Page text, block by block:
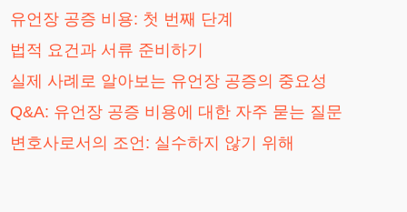
유언장 공증 비용: 첫 번째 단계
법적 요건과 서류 준비하기
실제 사례로 알아보는 유언장 공증의 중요성
Q&A: 유언장 공증 비용에 대한 자주 묻는 질문
변호사로서의 조언: 실수하지 않기 위해